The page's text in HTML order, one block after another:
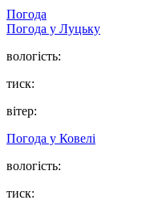
Погода
Погода у Луцьку
вологість:
тиск:
вітер:
Погода у Ковелі
вологість:
тиск: